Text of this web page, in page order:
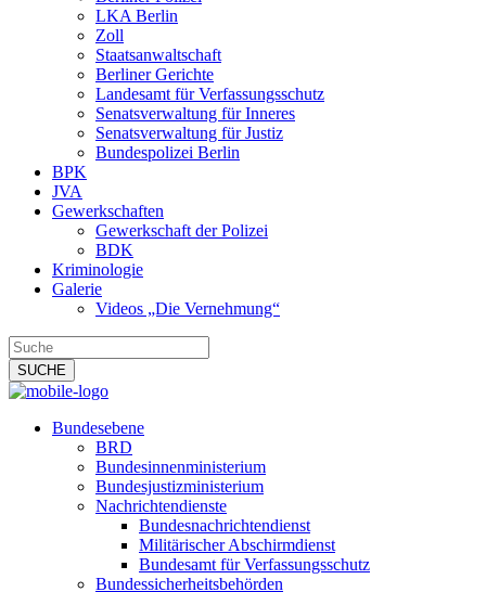
LKA Berlin
Zoll
Staatsanwaltschaft
Berliner Gerichte
Landesamt für Verfassungsschutz
Senatsverwaltung für Inneres
Senatsverwaltung für Justiz
Bundespolizei Berlin
BPK
JVA
Gewerkschaften
Gewerkschaft der Polizei
BDK
Kriminologie
Galerie
Videos „Die Vernehmung“
Bundesebene
BRD
Bundesinnenministerium
Bundesjustizministerium
Nachrichtendienste
Bundesnachrichtendienst
Militärischer Abschirmdienst
Bundesamt für Verfassungsschutz
Bundessicherheitsbehörden